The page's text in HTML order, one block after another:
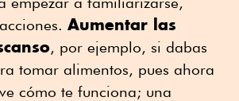
Aumentar las
, por ejemplo, si dabas
tomar alimentos, pues ahora
cómo te funciona; una